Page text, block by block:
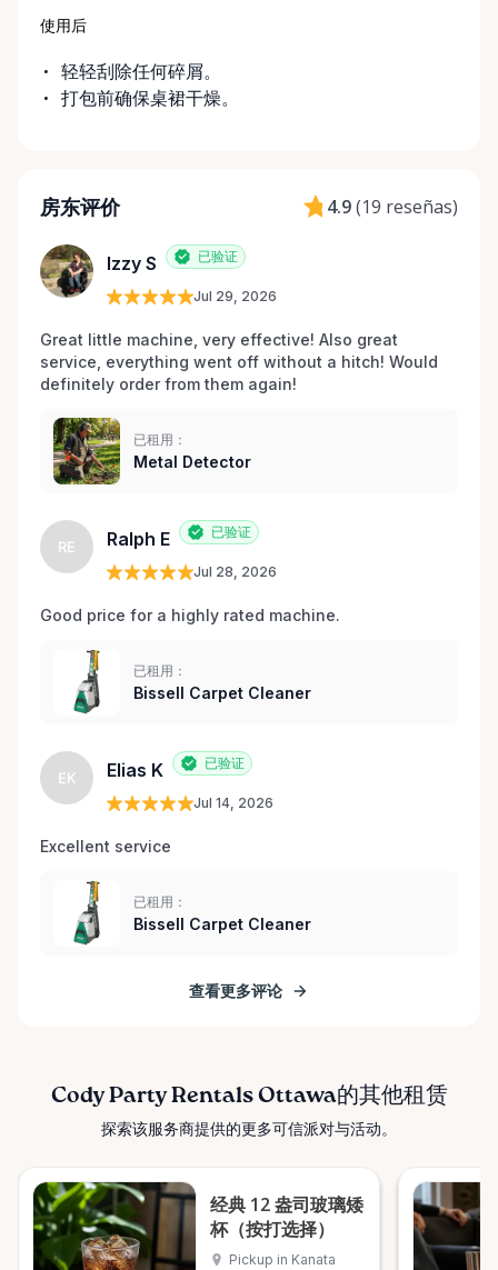
使用后
轻轻刮除任何碎屑。
打包前确保桌裙干燥。
房东评价 4.9(19 reseñas)
Izzy S 已验证
Jul 29, 2026
Great little machine, very effective! Also great
service, everything went off without a hitch! Would
definitely order from them again!
已租用：
Metal Detector
RE Ralph E 已验证
Jul 28, 2026
Good price for a highly rated machine.
已租用：
Bissell Carpet Cleaner
EK Elias K 已验证
Jul 14, 2026
Excellent service
已租用：
Bissell Carpet Cleaner
查看更多评论
Cody Party Rentals Ottawa的其他租赁
探索该服务商提供的更多可信派对与活动。
经典 12 盎司玻璃矮
杯（按打选择）
Pickup in Kanata